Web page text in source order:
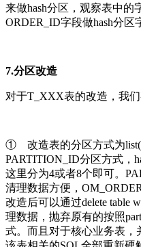
来做hash分区，观察表中的
ORDER_ID字段做hash分区
7.分区改造
对于T_XXX表的改造，我们
① 改造表的分区方式为
PARTITION_ID分区方式，
这里分为4或者8个即可。
清理数据方便，
改造后可以通过delete table
理数据，抛弃原有的按照
式。而且对于核心业务表